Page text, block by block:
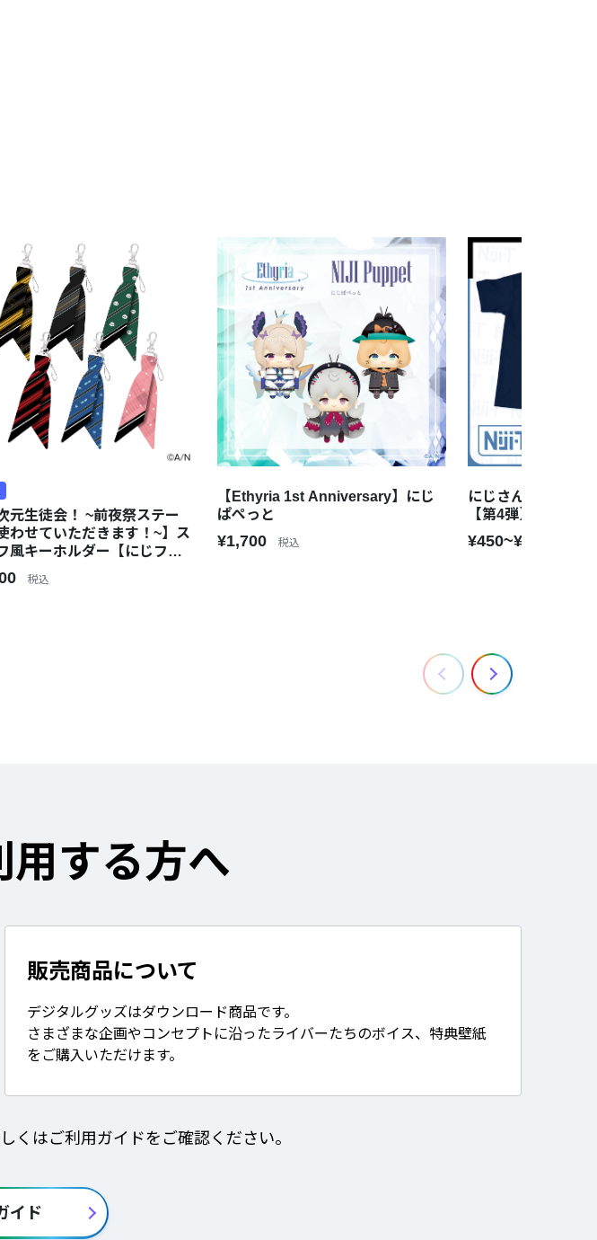
元生徒会！ ~前夜祭ステー
わせていただきます！~】ス
風キーホルダー【にじフェ
】
税込
【Ethyria 1st Anniversary】にじ
ぱぺっと
¥1,700 税込
にじさんじライバ
【第4弾】 ベルモ
¥450~¥4,800
用する方へ
販売商品について
デジタルグッズはダウンロード商品です。
さまざまな企画やコンセプトに沿ったライバーたちのボイス、特典壁紙
をご購入いただけます。
くはご利用ガイドをご確認ください。
イド